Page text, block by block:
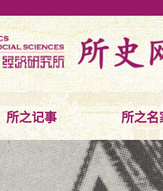
所之记事 所之名